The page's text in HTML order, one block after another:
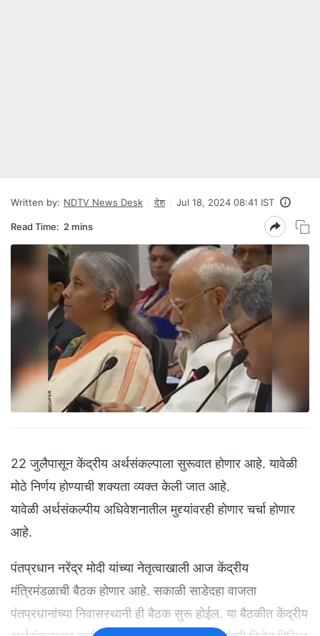
Written by: NDTV News Desk देश Jul 18, 2024 08:41 IST
Read Time: 2 mins
22 जुलैपासून केंद्रीय अर्थसंकल्पाला सुरूवात होणार आहे. यावेळी
मोठे निर्णय होण्याची शक्यता व्यक्त केली जात आहे.
यावेळी अर्थसंकल्पीय अधिवेशनातील मुद्द्यांवरही होणार चर्चा होणार
आहे.
पंतप्रधान नरेंद्र मोदी यांच्या नेतृत्वाखाली आज केंद्रीय
मंत्रिमंडळाची बैठक होणार आहे. सकाळी साडेदहा वाजता
पंतप्रधानांच्या निवासस्थानी ही बैठक सुरू होईल. या बैठकीत केंद्रीय